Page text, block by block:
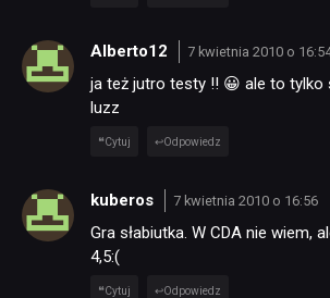
Alberto12 7 kwietnia 2010 o
ja też jutro testy !! 😀 ale to
luzz
Cytuj Odpowiedz
kuberos 7 kwietnia 2010 o 16:56
Gra słabiutka. W CDA nie wiem,
4,5:(
Cytuj Odpowiedz